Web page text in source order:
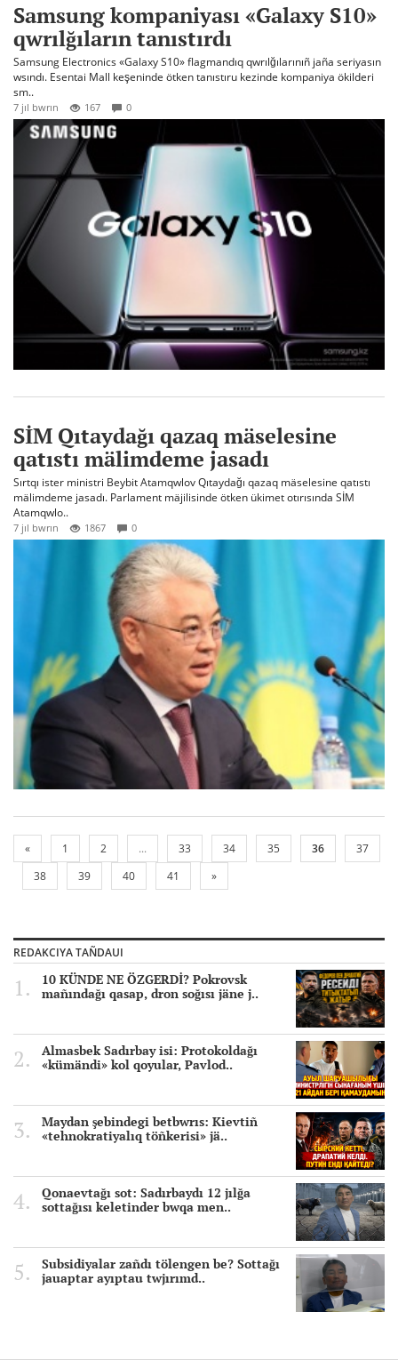
Samsung kompaniyası «Galaxy S10»
qwrılğıların tanıstırdı
Samsung Electronics «Galaxy S10» flagmandıq qwrılğılarınıñ jaña seriyasın
wsındı. Esentai Mall keşeninde ötken tanıstıru kezinde kompaniya ökilderi
sm..
7 jıl bwrın 167 0
SİM Qıtaydağı qazaq mäselesine
qatıstı mälimdeme jasadı
Sırtqı ister ministri Beybit Atamqwlov Qıtaydağı qazaq mäselesine qatıstı
mälimdeme jasadı. Parlament mäjilisinde ötken ükimet otırısında SİM
Atamqwlo..
7 jıl bwrın 1867 0
« 1 2 ... 33 34 35 36
37
38
39 40 41 »
REDAKCIYA TAÑDAUI
10 KÜNDE NE ÖZGERDİ? Pokrovsk
mañındağı qasap, dron soğısı jäne j..
Almasbek Sadırbay isi: Protokoldağı
«kümändi» kol qoyular, Pavlod..
Maydan şebindegi betbwrıs: Kievtiñ
«tehnokratiyalıq töñkerisi» jä..
Qonaevtağı sot: Sadırbaydı 12 jılğa
sottağısı keletinder bwqa men..
Subsidiyalar zañdı tölengen be? Sottağı
jauaptar ayıptau twjırımd..